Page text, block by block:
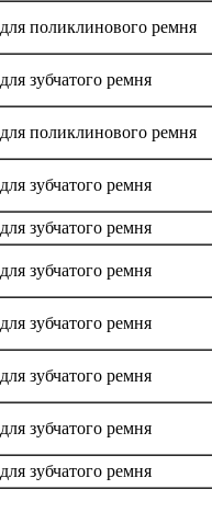
для поликлинового ремня
для зубчатого ремня
для поликлинового ремня
для зубчатого ремня
для зубчатого ремня
для зубчатого ремня
для зубчатого ремня
для зубчатого ремня
для зубчатого ремня
для зубчатого ремня